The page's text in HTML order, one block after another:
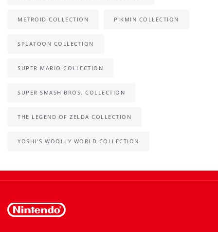
METROID COLLECTION PIKMIN COLLECTION
SPLATOON COLLECTION
SUPER MARIO COLLECTION
SUPER SMASH BROS. COLLECTION
THE LEGEND OF ZELDA COLLECTION
YOSHI'S WOOLLY WORLD COLLECTION